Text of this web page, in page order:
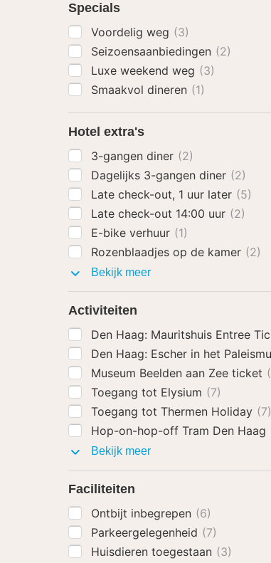
Specials
Voordelig weg (3)
Seizoensaanbiedingen (2)
Luxe weekend weg (3)
Smaakvol dineren (1)
Hotel extra's
3-gangen diner (2)
Dagelijks 3-gangen diner (2)
Late check-out, 1 uur later (5)
Late check-out 14:00 uur (2)
E-bike verhuur (1)
Rozenblaadjes op de kamer (2)
Bekijk meerHotel
Activiteiten
Den Haag: Mauritshuis Entree
Den Haag: Escher in het
Museum Beelden aan Zee ticket
Toegang tot Elysium (7)
Toegang tot Thermen Holiday (7)
Hop-on-hop-off Tram Den Haag
Bekijk meerActiviteiten
Faciliteiten
Ontbijt inbegrepen (6)
Parkeergelegenheid (7)
Huisdieren toegestaan (3)